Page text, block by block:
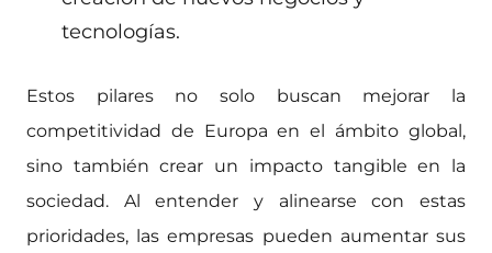
tecnologías.
Estos pilares no solo buscan mejorar la
competitividad de Europa en el ámbito global,
sino también crear un impacto tangible en la
sociedad. Al entender y alinearse con estas
prioridades, las empresas pueden aumentar sus